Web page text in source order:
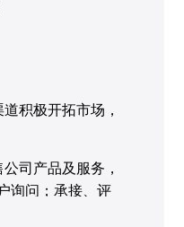
积极开拓市场，
司产品及服务，
询问；承接、评